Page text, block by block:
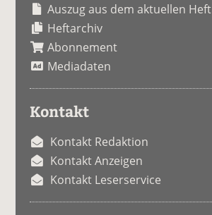
Auszug aus dem aktuellen Heft
Heftarchiv
Abonnement
Mediadaten
Kontakt
Kontakt Redaktion
Kontakt Anzeigen
Kontakt Leserservice